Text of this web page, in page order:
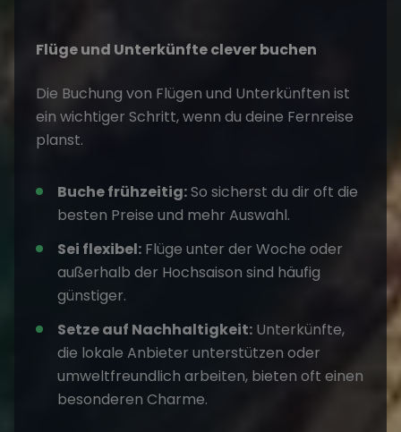
Flüge und Unterkünfte clever buchen
Die Buchung von Flügen und Unterkünften ist
ein wichtiger Schritt, wenn du deine Fernreise
planst.
Buche frühzeitig:So sicherst du dir oft die
besten Preise und mehr Auswahl.
Sei flexibel: Flüge unter der Woche oder
außerhalb der Hochsaison sind häufig
günstiger.
Setze auf Nachhaltigkeit: Unterkünfte,
die lokale Anbieter unterstützen oder
umweltfreundlich arbeiten, bieten oft einen
besonderen Charme.